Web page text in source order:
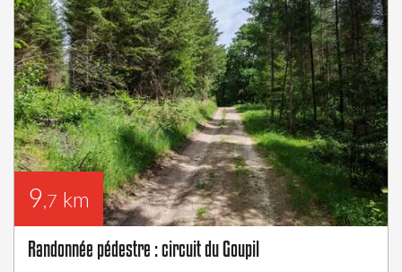
9,7 km
Randonnée pédestre : circuit du Goupil